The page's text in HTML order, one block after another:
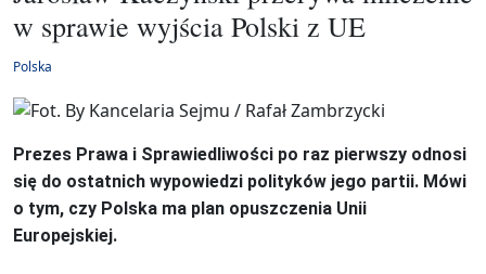
w sprawie wyjścia Polski z UE
Polska
Prezes Prawa i Sprawiedliwości po raz pierwszy odnosi
się do ostatnich wypowiedzi polityków jego partii. Mówi
o tym, czy Polska ma plan opuszczenia Unii
Europejskiej.